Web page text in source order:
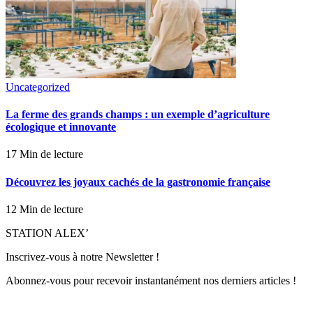
Uncategorized
La ferme des grands champs : un exemple d’agriculture
écologique et innovante
17 Min de lecture
Découvrez les joyaux cachés de la gastronomie française
12 Min de lecture
STATION ALEX’
Inscrivez-vous à notre Newsletter !
Abonnez-vous pour recevoir instantanément nos derniers articles !